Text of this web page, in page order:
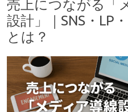
売上につながる「
設計」｜SNS・LP
とは？